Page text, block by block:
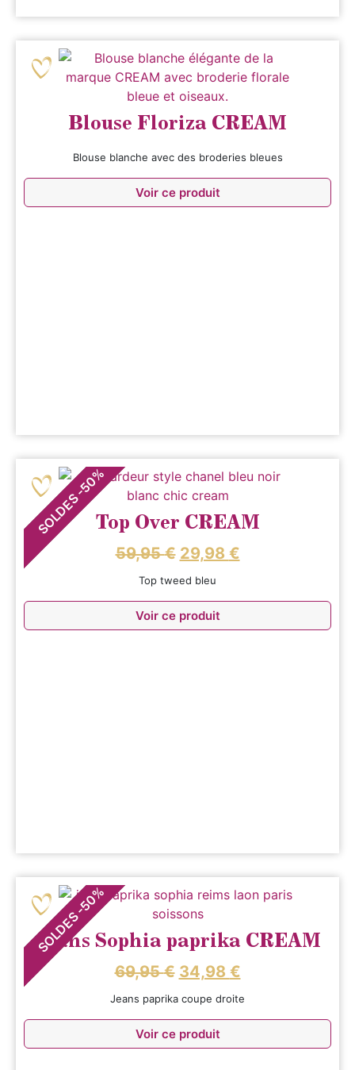
Blouse Floriza CREAM
Blouse blanche avec des broderies bleues
Voir ce produit
SOLDES
-
50
%
Top Over CREAM
59,95€ 29,98 €
Top tweed bleu
Voir ce produit
SOLDES
-
50
%
Jeans Sophia paprika CREAM
69,95€ 34,98 €
Jeans paprika coupe droite
Voir ce produit